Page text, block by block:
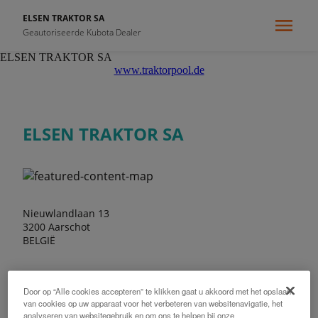
ELSEN TRAKTOR SA
Geautoriseerde Kubota Dealer
ELSEN TRAKTOR SA
www.traktorpool.de
ELSEN TRAKTOR SA
Nieuwlandlaan 13
3200 Aarschot
BELGIË
Door op “Alle cookies accepteren” te klikken gaat u akkoord met het opslaan
van cookies op uw apparaat voor het verbeteren van websitenavigatie, het
analyseren van websitegebruik en om ons te helpen bij onze